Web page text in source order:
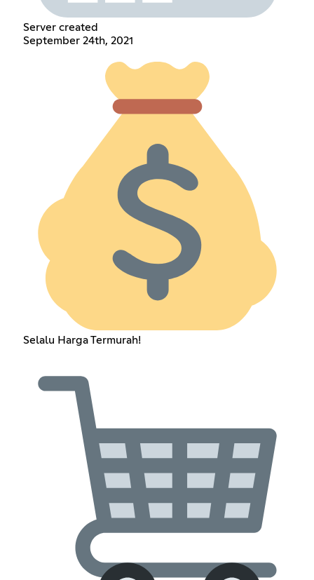
Server created
September 24th, 2021
Selalu Harga Termurah!